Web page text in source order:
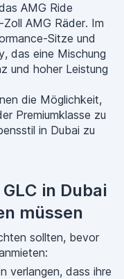
AMG Ride
AMG Räder. Im
Sitze und
das eine Mischung
und hoher Leistung
die Möglichkeit,
Premiumklasse zu
in Dubai zu
in Dubai
müssen
sollten, bevor
verlangen, dass ihre